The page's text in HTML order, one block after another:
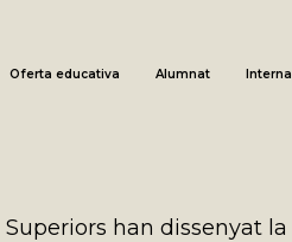
Oferta educativa Alumnat
han dissenyat la